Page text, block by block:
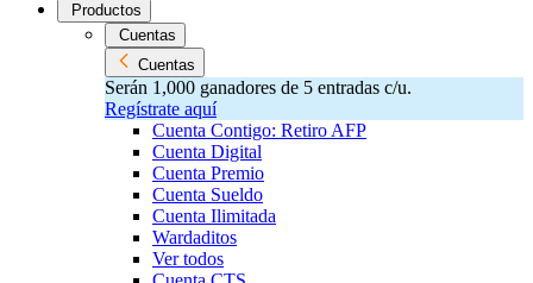
Productos
Cuentas
Cuentas
Serán 1,000 ganadores de 5 entradas c/u.
Regístrate aquí
Cuenta Contigo: Retiro AFP
Cuenta Digital
Cuenta Premio
Cuenta Sueldo
Cuenta Ilimitada
Wardaditos
Ver todos